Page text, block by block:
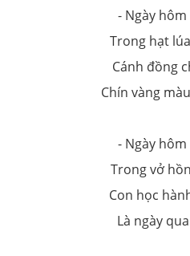
- Ngày
Trong hạt
Cánh đồng
Chín vàng
- Ngày
Trong vở
Con học
Là ngày